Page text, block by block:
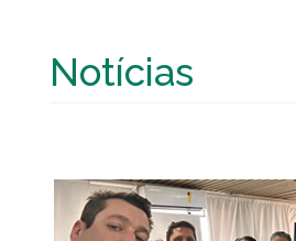
Notícias